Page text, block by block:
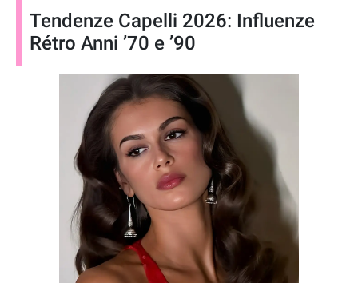
Tendenze Capelli 2026: Influenze
Rétro Anni ’70 e ’90